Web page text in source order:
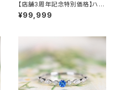
【店舗3周年記念特別価格】ハク
マナイト＆アレキサンドライト Pt
950 リング 12号（GH1222）
¥99,999